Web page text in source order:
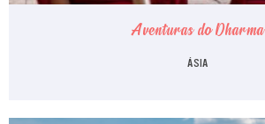
Aventuras do Dharma
ÁSIA